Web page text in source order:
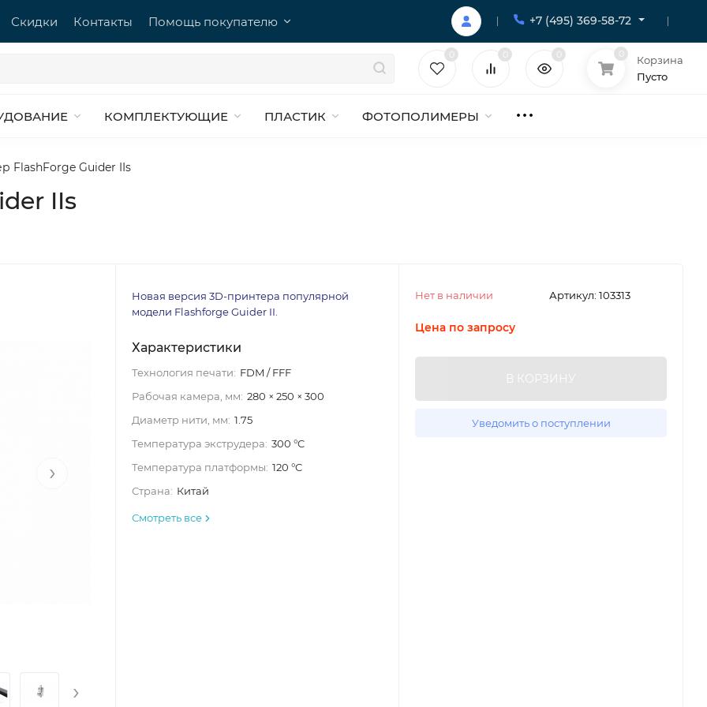
Скидки Контакты Помощь покупателю +7 (495) 369-58-72
Корзина
Пусто
КОМПЛЕКТУЮЩИЕ ПЛАСТИК ФОТОПОЛИМЕРЫ
FlashForge Guider IIs
IIs
›
›
Новая версия 3D-принтера популярной
модели Flashforge Guider II.
Характеристики
Технология печати: FDM / FFF
Рабочая камера, мм: 280 × 250 × 300
Диаметр нити, мм: 1.75
Температура экструдера: 300 °C
Температура платформы: 120 °C
Страна: Китай
Смотреть все
Артикул: 103313
Нет в наличии
Цена по запросу
В КОРЗИНУ
Уведомить о поступлении